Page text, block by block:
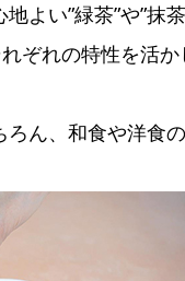
よい”緑茶”や”抹
れぞれの特性を活
ん、和食や洋食